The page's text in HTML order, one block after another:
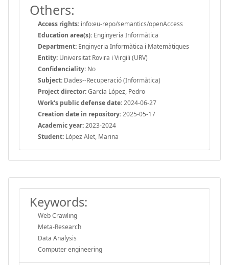
Others:
Access rights: info:eu-repo/semantics/openAccess
Education area(s): Enginyeria Informàtica
Department: Enginyeria Informàtica i Matemàtiques
Entity: Universitat Rovira i Virgili (URV)
Confidenciality: No
Subject: Dades--Recuperació (Informàtica)
Project director:García López, Pedro
Work's public defense date:2024-06-27
Creation date in repository:2025-05-17
Academic year:2023-2024
Student: López Alet, Marina
Keywords:
Web Crawling
Meta-Research
Data Analysis
Computer engineering